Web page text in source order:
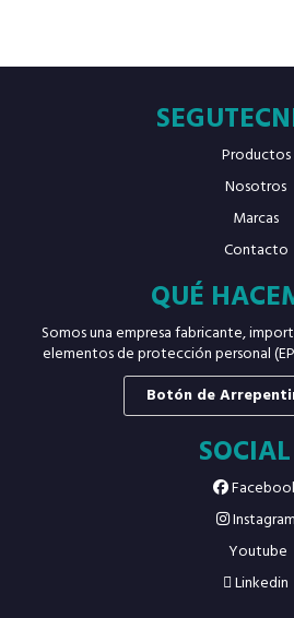
Productos
Nosotros
Marcas
Contacto
QUÉ
Somos una empresa fabricante,
elementos de protección personal
Botón de
SOCIAL
Instagram
Youtube
Linkedin